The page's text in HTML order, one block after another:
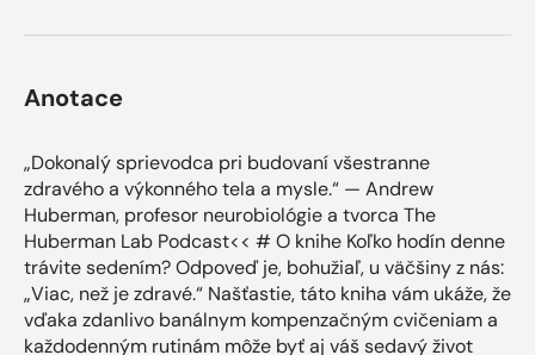
Anotace
„Dokonalý sprievodca pri budovaní všestranne
zdravého a výkonného tela a mysle.“ — Andrew
Huberman, profesor neurobiológie a tvorca The
Huberman Lab Podcast<< # O knihe Koľko hodín denne
trávite sedením? Odpoveď je, bohužiaľ, u väčšiny z nás:
„Viac, než je zdravé.“ Našťastie, táto kniha vám ukáže, že
vďaka zdanlivo banálnym kompenzačným cvičeniam a
každodenným rutinám môže byť aj váš sedavý život